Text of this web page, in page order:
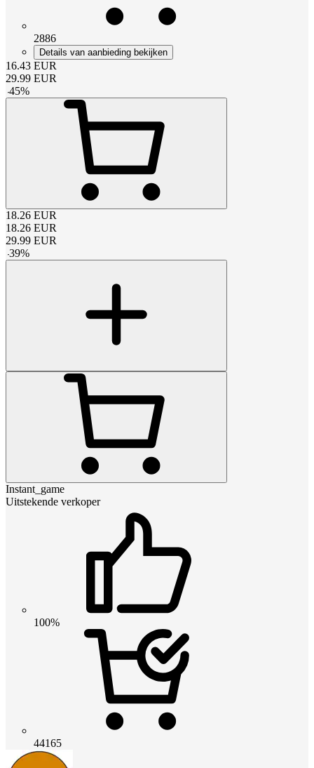
2886
Details van aanbieding bekijken
16.43 EUR
29.99 EUR
-45%
18.26 EUR
18.26 EUR
29.99 EUR
-39%
Instant_game
Uitstekende verkoper
100%
44165